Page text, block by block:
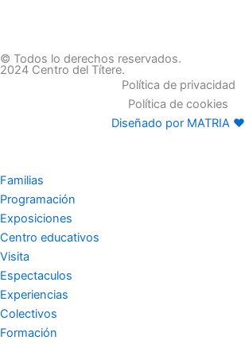
© Todos lo derechos reservados.
2024 Centro del Títere.
Política de privacidad
Política de cookies
Diseñado por MATRIA ♥
Familias
Programación
Exposiciones
Centro educativos
Visita
Espectaculos
Experiencias
Colectivos
Formación